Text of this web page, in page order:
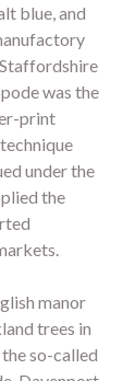
blue, and
was the
print
under the
the
manor
trees in
so-called